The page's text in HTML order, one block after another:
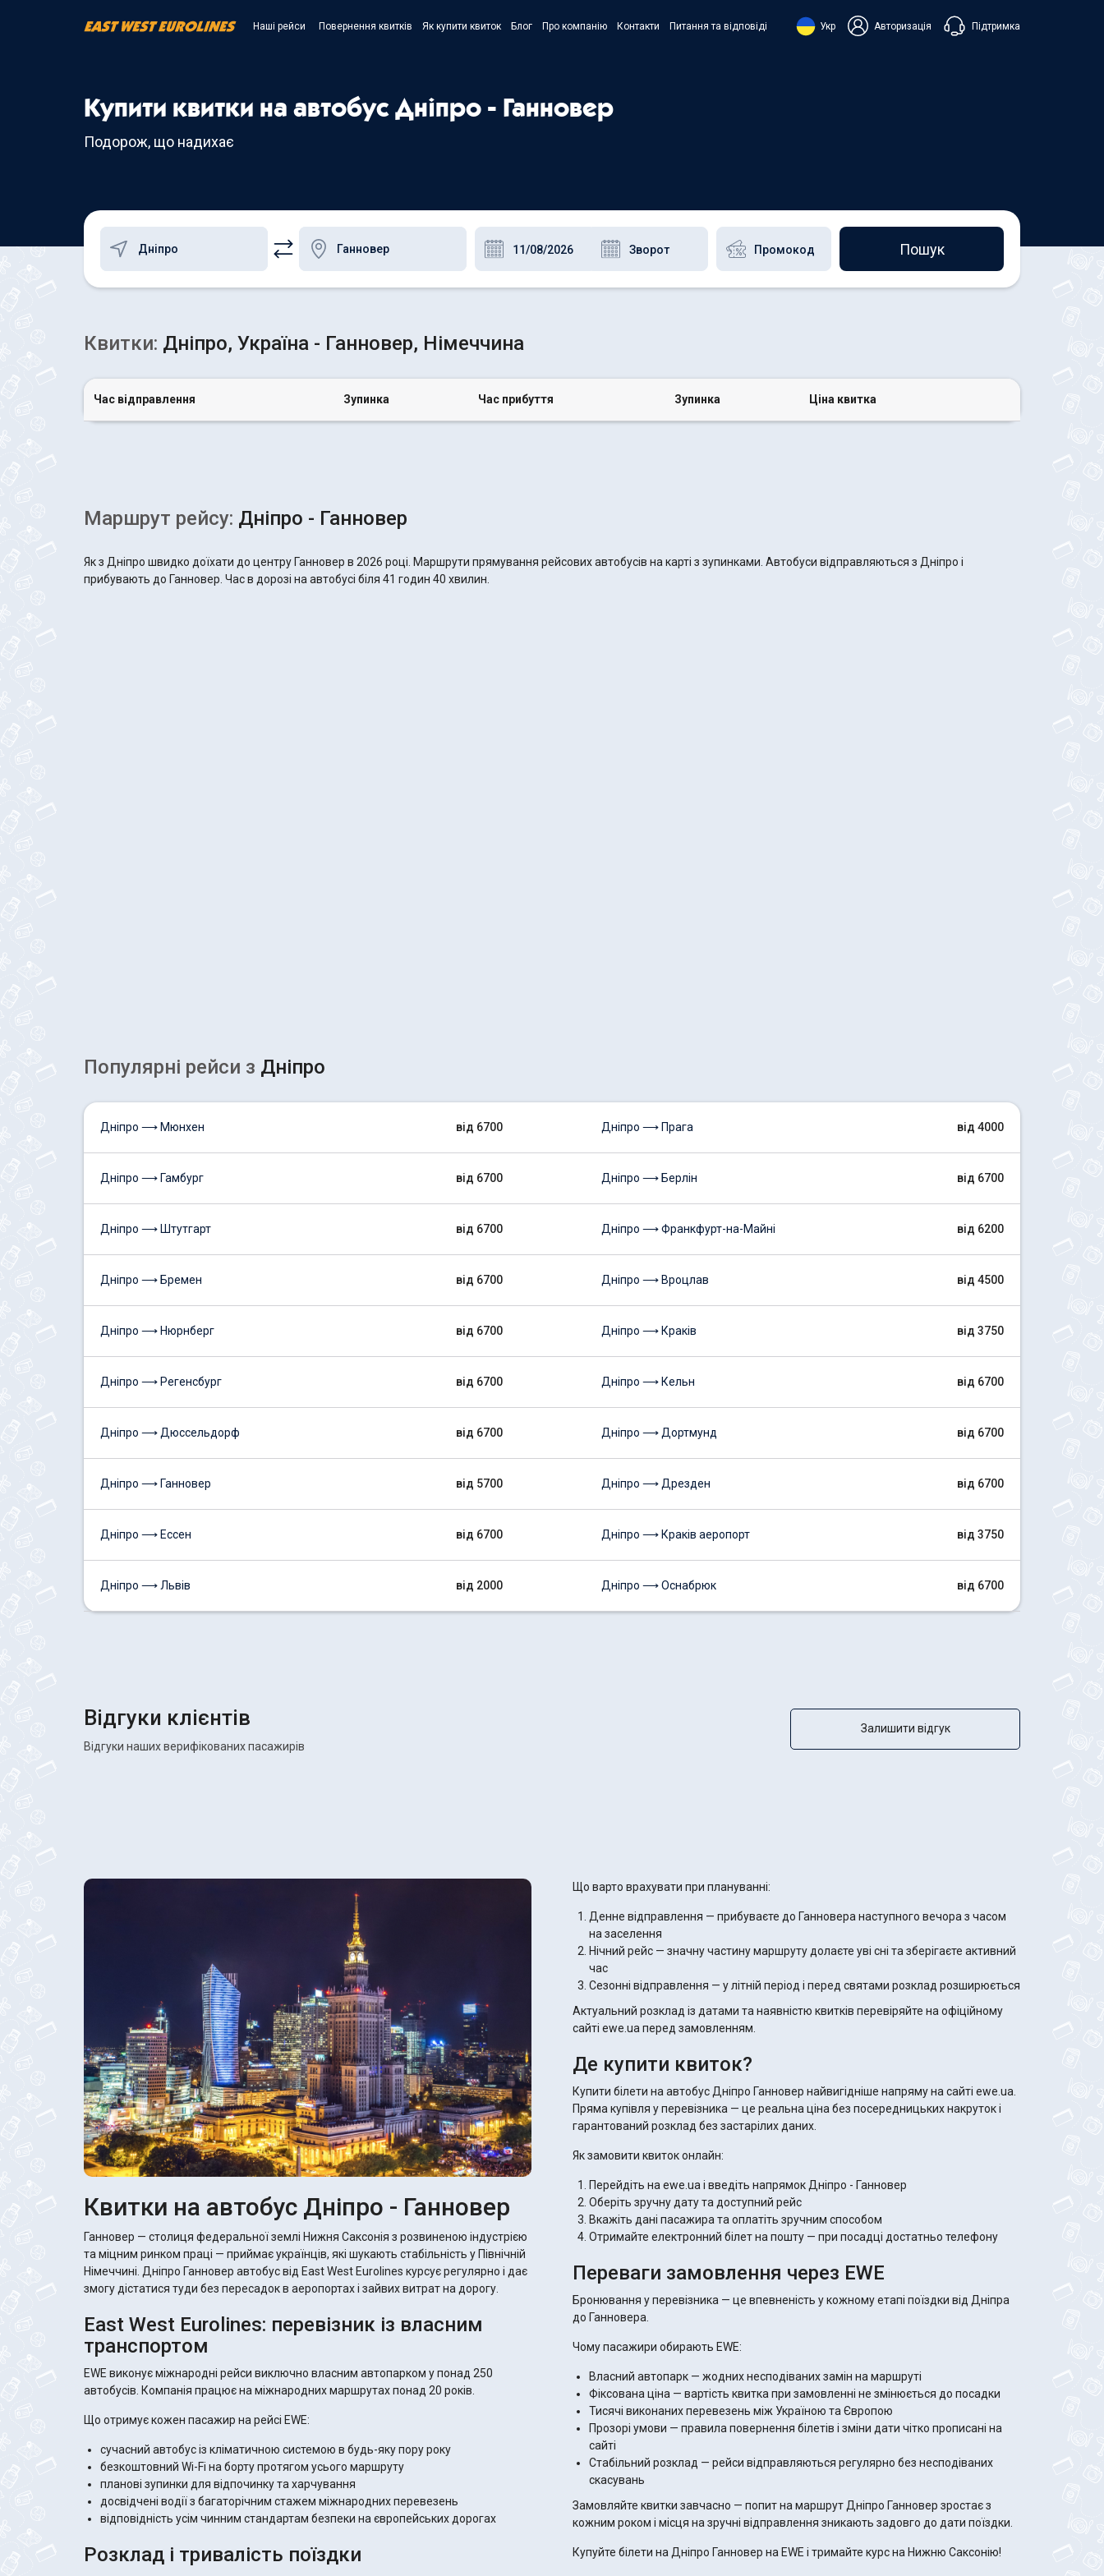
Наші рейси Повернення квитків Як купити квиток Блог Про компанію Контакти Питання та відповіді Укр Авторизація Підтримка
Чат в Messenger
Купити квитки на автобус Дніпро - Ганновер
Подорож, що надихає
Пошук
Квитки: Дніпро, Україна - Ганновер, Німеччина
Час відправлення Зупинка Час прибуття Зупинка Ціна квитка
Маршрут рейсу: Дніпро - Ганновер
Як з Дніпро швидко доїхати до центру Ганновер в 2026 році. Маршрути прямування рейсових автобусів на карті з зупинками. Автобуси відправляються з Дніпро і
прибувають до Ганновер. Час в дорозі на автобусі біля 41 годин 40 хвилин.
Популярні рейcи з Дніпро
Дніпро ⟶ Мюнхен від 6700
Дніпро ⟶ Гамбург від 6700
Дніпро ⟶ Штутгарт від 6700
Дніпро ⟶ Бремен від 6700
Дніпро ⟶ Нюрнберг від 6700
Дніпро ⟶ Регенсбург від 6700
Дніпро ⟶ Дюссельдорф від 6700
Дніпро ⟶ Ганновер від 5700
Дніпро ⟶ Ессен від 6700
Дніпро ⟶ Львів від 2000
Дніпро ⟶ Прага від 4000
Дніпро ⟶ Берлін від 6700
Дніпро ⟶ Франкфурт-на-Майні від 6200
Дніпро ⟶ Вроцлав від 4500
Дніпро ⟶ Краків від 3750
Дніпро ⟶ Кельн від 6700
Дніпро ⟶ Дортмунд від 6700
Дніпро ⟶ Дрезден від 6700
Дніпро ⟶ Краків аеропорт від 3750
Дніпро ⟶ Оснабрюк від 6700
Відгуки клієнтів
Відгуки наших верифікованих пасажирів
Залишити відгук
Квитки на автобус Дніпро - Ганновер
Ганновер — столиця федеральної землі Нижня Саксонія з розвиненою індустрією
та міцним ринком праці — приймає українців, які шукають стабільність у Північній
Німеччині. Дніпро Ганновер автобус від East West Eurolines курсує регулярно і дає
змогу дістатися туди без пересадок в аеропортах і зайвих витрат на дорогу.
East West Eurolines: перевізник із власним
транспортом
EWE виконує міжнародні рейси виключно власним автопарком у понад 250
автобусів. Компанія працює на міжнародних маршрутах понад 20 років.
Що отримує кожен пасажир на рейсі EWE:
сучасний автобус із кліматичною системою в будь-яку пору року
безкоштовний Wi-Fi на борту протягом усього маршруту
планові зупинки для відпочинку та харчування
досвідчені водії з багаторічним стажем міжнародних перевезень
відповідність усім чинним стандартам безпеки на європейських дорогах
Розклад і тривалість поїздки
Що варто врахувати при плануванні:
Денне відправлення — прибуваєте до Ганновера наступного вечора з часом
на заселення
Нічний рейс — значну частину маршруту долаєте уві сні та зберігаєте активний
час
Сезонні відправлення — у літній період і перед святами розклад розширюється
Актуальний розклад із датами та наявністю квитків перевіряйте на офіційному
сайті ewe.ua перед замовленням.
Де купити квиток?
Купити білети на автобус Дніпро Ганновер найвигідніше напряму на сайті ewe.ua.
Пряма купівля у перевізника — це реальна ціна без посередницьких накруток і
гарантований розклад без застарілих даних.
Як замовити квиток онлайн:
Перейдіть на ewe.ua і введіть напрямок Дніпро - Ганновер
Оберіть зручну дату та доступний рейс
Вкажіть дані пасажира та оплатіть зручним способом
Отримайте електронний білет на пошту — при посадці достатньо телефону
Переваги замовлення через EWE
Бронювання у перевізника — це впевненість у кожному етапі поїздки від Дніпра
до Ганновера.
Чому пасажири обирають EWE:
Власний автопарк — жодних несподіваних замін на маршруті
Фіксована ціна — вартість квитка при замовленні не змінюється до посадки
Тисячі виконаних перевезень між Україною та Європою
Прозорі умови — правила повернення білетів і зміни дати чітко прописані на
сайті
Стабільний розклад — рейси відправляються регулярно без несподіваних
скасувань
Замовляйте квитки завчасно — попит на маршрут Дніпро Ганновер зростає з
кожним роком і місця на зручні відправлення зникають задовго до дати поїздки.
Купуйте білети на Дніпро Ганновер на EWE і тримайте курс на Нижню Саксонію!